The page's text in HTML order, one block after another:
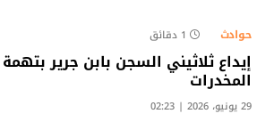
حوادث 1 دقائق
إيداع ثلاثيني السجن بابن جرير
المخدرات
29 يونيو، 2026 | 02:23